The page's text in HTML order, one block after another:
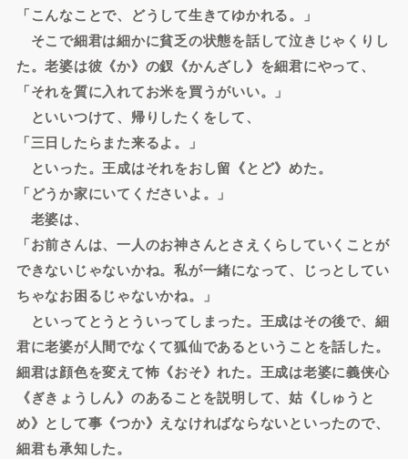
「こんなことで、どうして生きてゆかれる。」
そこで細君は細かに貧乏の状態を話して泣きじゃくりし
た。老婆は彼《か》の釵《かんざし》を細君にやって、
「それを質に入れてお米を買うがいい。」
といいつけて、帰りしたくをして、
「三日したらまた来るよ。」
といった。王成はそれをおし留《とど》めた。
「どうか家にいてくださいよ。」
老婆は、
「お前さんは、一人のお神さんとさえくらしていくことが
できないじゃないかね。私が一緒になって、じっとしてい
ちゃなお困るじゃないかね。」
といってとうとういってしまった。王成はその後で、細
君に老婆が人間でなくて狐仙であるということを話した。
細君は顔色を変えて怖《おそ》れた。王成は老婆に義侠心
《ぎきょうしん》のあることを説明して、姑《しゅうと
め》として事《つか》えなければならないといったので、
細君も承知した。